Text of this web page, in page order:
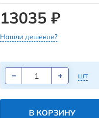
13035 ₽
Нашли дешевле?
шт
В КОРЗИНУ